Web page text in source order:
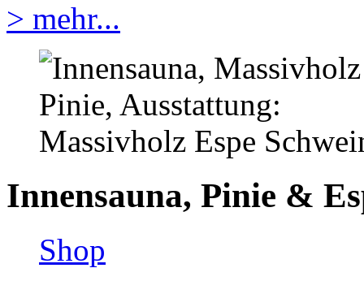
> mehr...
Innensauna, Pinie &
Shop